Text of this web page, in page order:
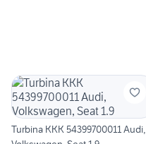
Turbina KKK 54399700011 Audi,